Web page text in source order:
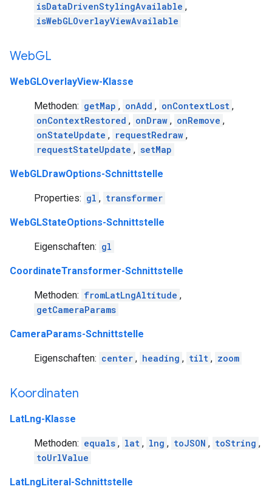
isDataDrivenStylingAvailable ,
isWebGLOverlayViewAvailable
WebGL
WebGLOverlayView-Klasse
Methoden: getMap , onAdd , onContextLost ,
onContextRestored , onDraw , onRemove ,
onStateUpdate , requestRedraw ,
requestStateUpdate , setMap
WebGLDrawOptions-Schnittstelle
Properties: gl , transformer
WebGLStateOptions-Schnittstelle
Eigenschaften: gl
CoordinateTransformer-Schnittstelle
Methoden: fromLatLngAltitude ,
getCameraParams
CameraParams-Schnittstelle
Eigenschaften: center , heading , tilt , zoom
Koordinaten
LatLng-Klasse
Methoden: equals , lat , lng , toJSON , toString ,
toUrlValue
LatLngLiteral-Schnittstelle